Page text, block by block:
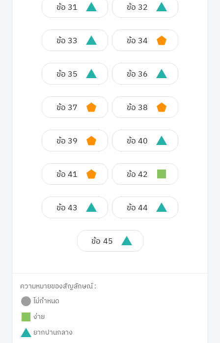
ข้อ 31 ข้อ 32
ข้อ 33 ข้อ 34
ข้อ 35 ข้อ 36
ข้อ 37 ข้อ 38
ข้อ 39 ข้อ 40
ข้อ 41 ข้อ 42
ข้อ 43 ข้อ 44
ข้อ 45
ความหมายของสัญลักษณ์ :
ไม่กำหนด
ง่าย
ยากปานกลาง